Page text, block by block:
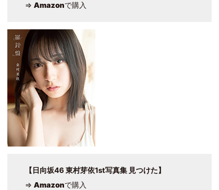
⇒ Amazonで購入
【日向坂46 東村芽依1st写真集 見つけた】
⇒ Amazonで購入